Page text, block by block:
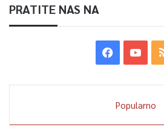
PRATITE NAS NA
Popularno